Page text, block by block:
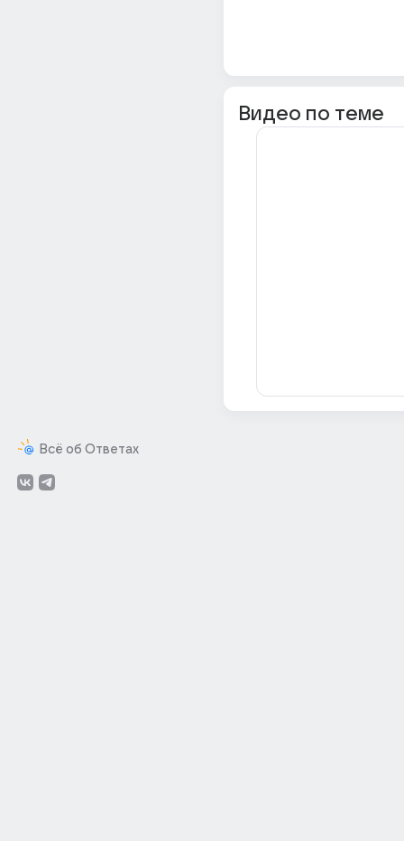
Всё об Ответах
Видео по теме